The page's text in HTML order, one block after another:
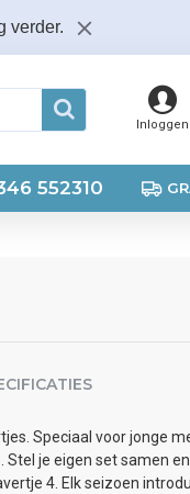
verder.
Inloggen
552310
Speciaal voor jonge
Stel je eigen set samen
4. Elk seizoen